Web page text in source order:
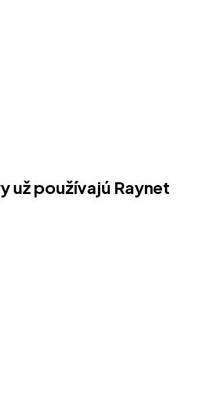
už používajú Raynet